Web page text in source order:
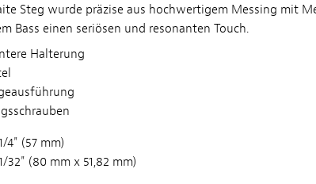
Steg wurde präzise aus hochwertigem Messing mit
Bass einen seriösen und resonanten Touch.
Halterung
4" (57 mm)
32" (80 mm x 51,82 mm)